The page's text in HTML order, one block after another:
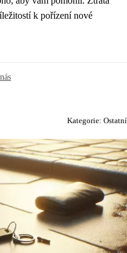
k pořízení nové
Kategorie: Ostatní